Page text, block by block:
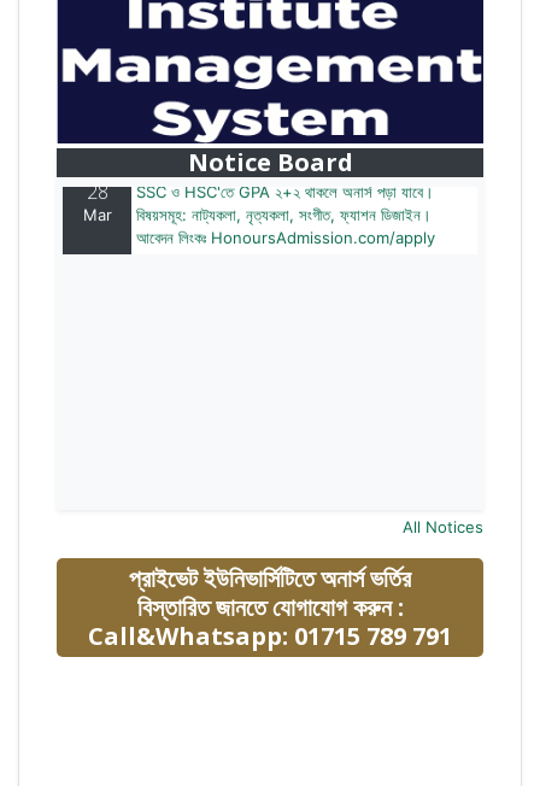
Notice Board
বাজেটের মধ্যে প্রাইভেট ইউনিভার্সিটিতে অনার্স পড়ার সুযোগ।
২০টির অধিক বিষয়, ৪ বছরে মোট খরচ ২ লক্ষ থেকে ৫ লক্ষ টাকা।
আবেদন লিংকঃ HonoursAdmission.com/apply
28
Mar
SSC ও HSC'তে GPA ২+২ থাকলে অনার্স পড়া যাবে।
বিষয়সমূহ: নাট্যকলা, নৃত্যকলা, সংগীত, ফ্যাশন ডিজাইন।
আবেদন লিংকঃ HonoursAdmission.com/apply
All Notices
প্রাইভেট ইউনিভার্সিটিতে অনার্স ভর্তির
বিস্তারিত জানতে যোগাযোগ করুন :
Call&Whatsapp: 01715 789 791